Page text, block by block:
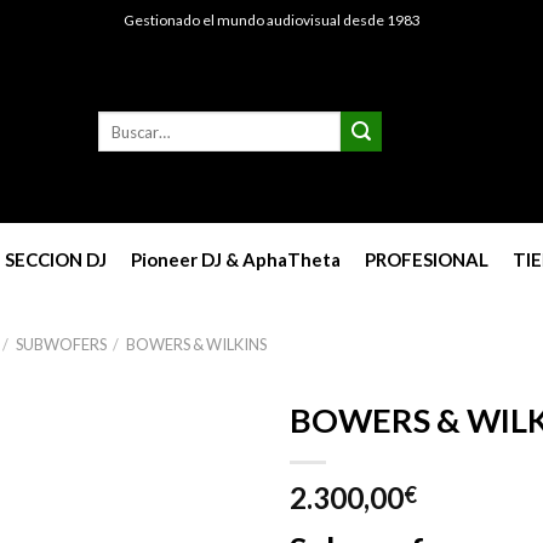
Gestionado el mundo audiovisual desde 1983
SECCION DJ Pioneer DJ & AphaTheta PROFESIONAL
/ SUBWOFERS / BOWERS & WILKINS
BOWERS &
2.300,00€